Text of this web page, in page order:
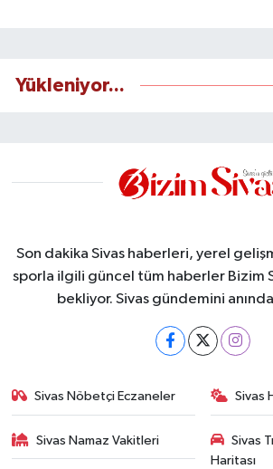
Yükleniyor...
Son dakika Sivas haberleri, yerel
sporla ilgili güncel tüm haberler Bizim
bekliyor. Sivas gündemini
Sivas Nöbetçi Eczaneler Sivas
Sivas Namaz Vakitleri
Sivas
Haritası